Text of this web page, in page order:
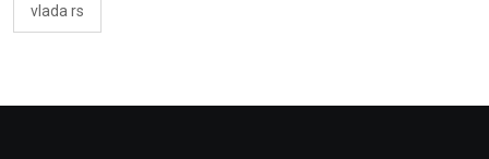
vlada rs